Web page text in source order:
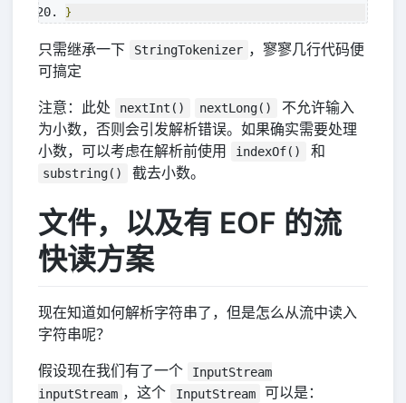
}
只需继承一下 StringTokenizer ，寥寥几行代码便
可搞定
注意：此处
nextInt() nextLong()
不允许输入
为小数，否则会引发解析错误。如果确实需要处理
小数，可以考虑在解析前使用
indexOf() 和
substring() 截去小数。
文件，以及有 EOF 的流
快读方案
现在知道如何解析字符串了，但是怎么从流中读入
字符串呢？
假设现在我们有了一个
InputStream
inputStream ，这个 InputStream
可以是：